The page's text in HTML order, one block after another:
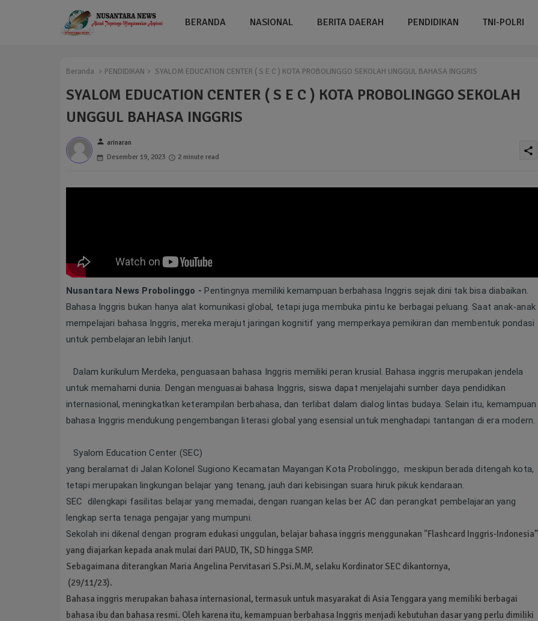
BERANDA NASIONAL BERITA DAERAH PENDIDIKAN TNI-POLRI
Beranda PENDIDIKAN SYALOM EDUCATION CENTER ( S E C ) KOTA PROBOLINGGO SEKOLAH UNGGUL BAHASA INGGRIS
SYALOM EDUCATION CENTER ( S E C ) KOTA PROBOLINGGO SEKOLAH
UNGGUL BAHASA INGGRIS
person arinaran
Desember 19, 2023
2 minute read
share
Nusantara News Probolinggo - Pentingnya memiliki kemampuan berbahasa Inggris sejak dini tak bisa diabaikan.
Bahasa Inggris bukan hanya alat komunikasi global, tetapi juga membuka pintu ke berbagai peluang. Saat anak-anak
mempelajari bahasa Inggris, mereka merajut jaringan kognitif yang memperkaya pemikiran dan membentuk pondasi
untuk pembelajaran lebih lanjut.
Dalam kurikulum Merdeka, penguasaan bahasa Inggris memiliki peran krusial. Bahasa inggris merupakan jendela
untuk memahami dunia. Dengan menguasai bahasa Inggris, siswa dapat menjelajahi sumber daya pendidikan
internasional, meningkatkan keterampilan berbahasa, dan terlibat dalam dialog lintas budaya. Selain itu, kemampuan
bahasa Inggris mendukung pengembangan literasi global yang esensial untuk menghadapi tantangan di era modern.
Syalom Education Center (SEC)
yang beralamat di Jalan Kolonel Sugiono Kecamatan Mayangan Kota Probolinggo,meskipun berada ditengah kota,
tetapi merupakan lingkungan belajar yang tenang, jauh dari kebisingan suara hiruk pikuk kendaraan.
SEC dilengkapi fasilitas belajar yang memadai, dengan ruangan kelas ber AC dan perangkat pembelajaran yang
lengkap serta tenaga pengajar yang mumpuni.
Sekolah ini dikenal dengan program edukasi unggulan, belajar bahasa inggris menggunakan "Flashcard Inggris-Indonesia”
yang diajarkan kepada anak mulai dari PAUD, TK, SD hingga SMP.
Sebagaimana diterangkan Maria Angelina Pervitasari S.Psi.M.M, selaku Kordinator SEC dikantornya,
(29/11/23).
Bahasa inggris merupakan bahasa internasional, termasuk untuk masyarakat di Asia Tenggara yang memiliki berbagai
bahasa ibu dan bahasa resmi. Oleh karena itu, kemampuan berbahasa Inggris menjadi kebutuhan dasar yang perlu dimiliki